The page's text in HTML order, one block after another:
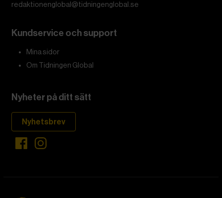
redaktionenglobal@tidningenglobal.se
Kundservice och support
Mina sidor
Om Tidningen Global
Nyheter på ditt sätt
Nyhetsbrev